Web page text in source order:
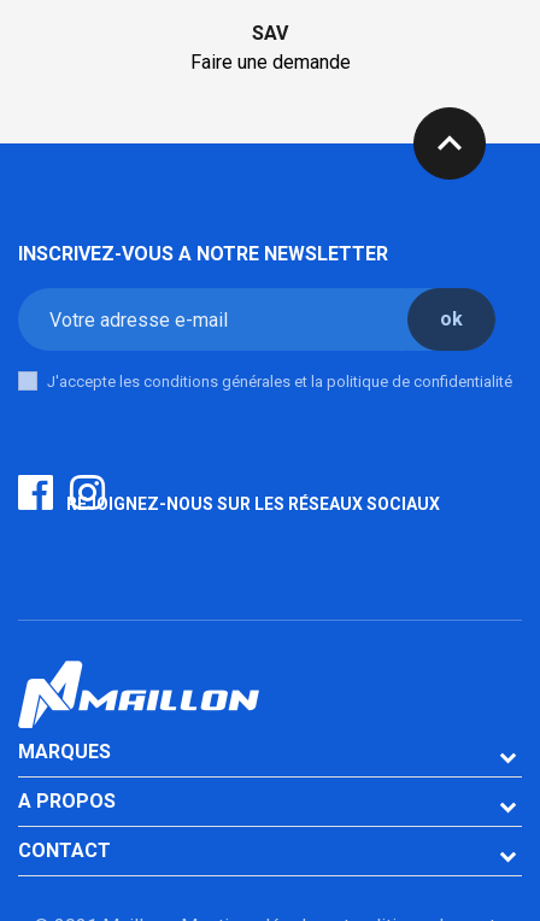
SAV
Faire une demande
expand_less
INSCRIVEZ-VOUS A NOTRE NEWSLETTER
ok
J'accepte les conditions générales et la politique de confidentialité
REJOIGNEZ-NOUS SUR LES RÉSEAUX SOCIAUX
MARQUES
A PROPOS
CONTACT